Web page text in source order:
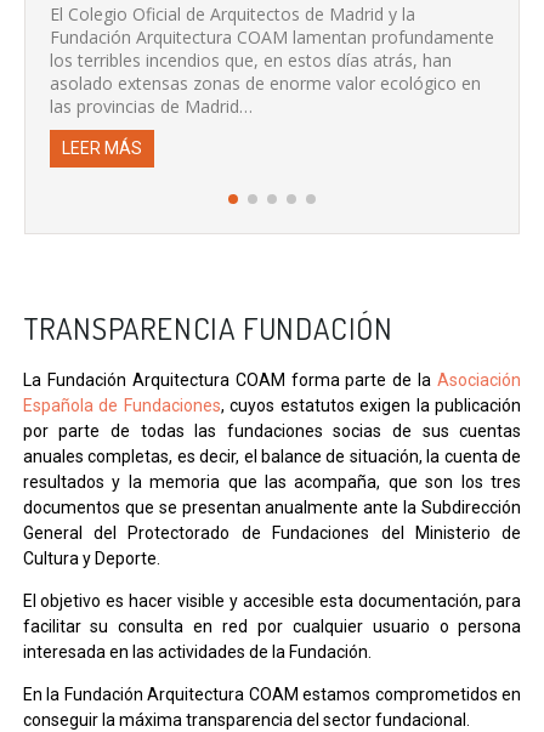
El Colegio Oficial de Arquitectos de Madrid y la
Fundación Arquitectura COAM lamentan profundamente
los terribles incendios que, en estos días atrás, han
asolado extensas zonas de enorme valor ecológico en
las provincias de Madrid…
LEER MÁS
TRANSPARENCIA FUNDACIÓN
La Fundación Arquitectura COAM forma parte de laAsociación
Española de Fundaciones, cuyos estatutos exigen la publicación
por parte de todas las fundaciones socias de sus cuentas
anuales completas, es decir, el balance de situación, la cuenta de
resultados y la memoria que las acompaña, que son los tres
documentos que se presentan anualmente ante la Subdirección
General del Protectorado de Fundaciones del Ministerio de
Cultura y Deporte.
El objetivo es hacer visible y accesible esta documentación, para
facilitar su consulta en red por cualquier usuario o persona
interesada en las actividades de la Fundación.
En la Fundación Arquitectura COAM estamos comprometidos en
conseguir la máxima transparencia del sector fundacional.